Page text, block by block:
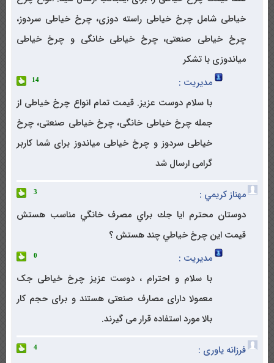
خیاطی شامل چرخ خیاطی راسته دوزی، چرخ خیاطی سردوز،
چرخ خیاطی صنعتی، چرخ خیاطی خانگی و چرخ خیاطی
میاندوزی با تشکر
مدیریت :
14
با سلام دوست عزیز. قیمت تمام انواع چرخ خیاطی از
جمله چرخ خیاطی خانگی، چرخ خیاطی صنعتی، چرخ
خیاطی سردوز و چرخ خیاطی میاندوز برای شما کاربر
گرامی ارسال شد
مهناز كريمي : 3
دوستان محترم ايا جك براي مصرف خانگي مناسب هستش
قيمت اين چرخ خياطي چند هستش ؟
مدیریت :
0
با سلام و احترام ، دوست عزیز چرخ خیاطی جک
معمولا دارای مصارف صنعتی هستند و برای حجم کار
بالا مورد استفاده قرار می گیرند.
فرزانه یاوری : 4